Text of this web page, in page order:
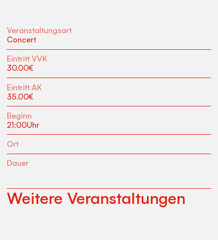
Veranstaltungsart
Concert
Eintritt VVK
30.00€
Eintritt AK
35.00€
Beginn
21:00Uhr
Ort
Dauer
Weitere Veranstaltungen